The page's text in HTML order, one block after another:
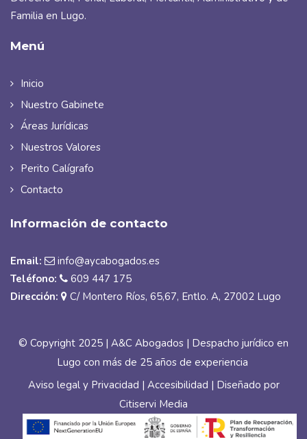
Familia en Lugo.
Menú
Inicio
Nuestro Gabinete
Áreas Jurídicas
Nuestros Valores
Perito Calígrafo
Contacto
Información de contacto
Email:
info@aycabogados.es
Teléfono:
609 447 175
Dirección:
C/ Montero Ríos, 65,67, Entlo. A, 27002 Lugo
© Copyright 2025 | A&C Abogados | Despacho jurídico en
Lugo con más de 25 años de experiencia
Aviso legal y Privacidad | Accesibilidad | Diseñado por
Citiservi Media